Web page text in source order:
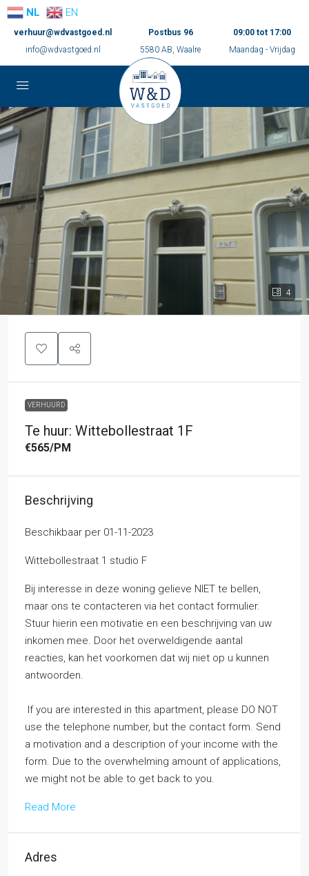
verhuur@wdvastgoed.nl
info@wdvastgoed.nl
Postbus 96
5580 AB, Waalre
09:00 tot 17:00
Maandag - Vrijdag
4
VERHUURD
Te huur: Wittebollestraat 1F
€565/PM
Beschrijving
Beschikbaar per 01-11-2023
Wittebollestraat 1 studio F
Bij interesse in deze woning gelieve NIET te bellen,
maar ons te contacteren via het contact formulier.
Stuur hierin een motivatie en een beschrijving van uw
inkomen mee. Door het overweldigende aantal
reacties, kan het voorkomen dat wij niet op u kunnen
antwoorden.
If you are interested in this apartment, please DO NOT
use the telephone number, but the contact form. Send
a motivation and a description of your income with the
form. Due to the overwhelming amount of applications,
we might not be able to get back to you.
Read More
Adres
NL EN